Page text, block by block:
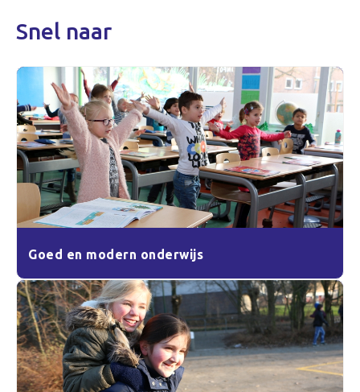
Snel naar
Goed en modern onderwijs